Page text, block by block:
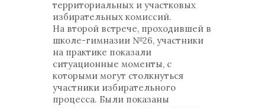
территориальных и участковых
избирательных комиссий.
На второй встрече, проходившей в
школе-гимназии №26, участники
на практике показали
ситуационные моменты, с
которыми могут столкнуться
участники избирательного
процесса. Были показаны